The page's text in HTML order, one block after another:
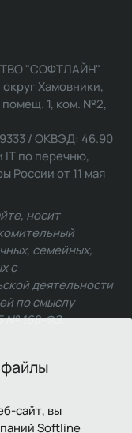
сайт, вы
Softline
"СОФТЛАЙН"
Хамовники,
помещ. 1, ком. №2,
/ ОКВЭД: 46.90
IT по перечню,
России от 11 мая
носит
семейных,
с
деятельности
по смыслу
№ 168-ФЗ.